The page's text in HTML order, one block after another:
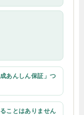
あんしん保証」つ
ことはありません